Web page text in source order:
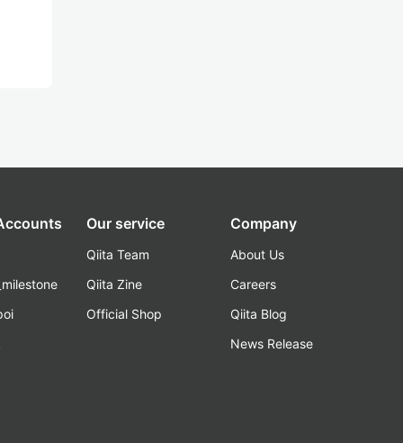
Our service
Qiita Team
Qiita Zine
Official Shop
Company
About Us
Careers
Qiita Blog
News Release